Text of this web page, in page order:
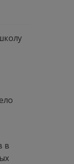
в